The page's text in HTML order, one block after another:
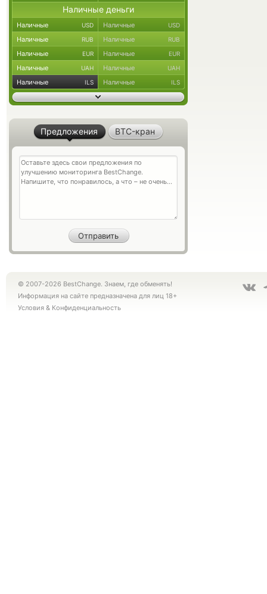
Наличные деньги
Наличные USD Наличные USD
Наличные RUB Наличные RUB
Наличные EUR Наличные EUR
Наличные UAH Наличные UAH
Наличные ILS Наличные ILS
Предложения BTC-кран
© 2007-2026 BestChange. Знаем, где обменять!
Информация на сайте предназначена для лиц 18+
Условия & Конфиденциальность